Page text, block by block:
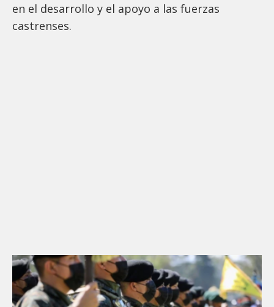
en el desarrollo y el apoyo a las fuerzas
castrenses.